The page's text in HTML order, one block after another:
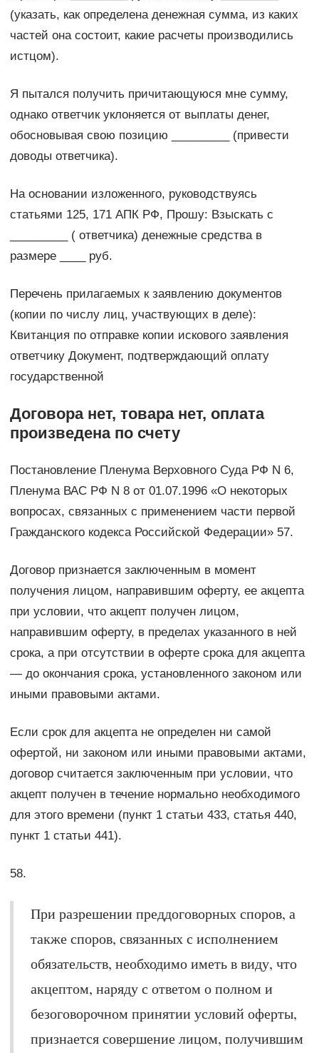
(указать, как определена денежная сумма, из каких
частей она состоит, какие расчеты производились
истцом).
Я пытался получить причитающуюся мне сумму,
однако ответчик уклоняется от выплаты денег,
обосновывая свою позицию _________ (привести
доводы ответчика).
На основании изложенного, руководствуясь
статьями 125, 171 АПК РФ, Прошу: Взыскать с
_________ ( ответчика) денежные средства в
размере ____ руб.
Перечень прилагаемых к заявлению документов
(копии по числу лиц, участвующих в деле):
Квитанция по отправке копии искового заявления
ответчику Документ, подтверждающий оплату
государственной
Договора нет, товара нет, оплата
произведена по счету
Постановление Пленума Верховного Суда РФ N 6,
Пленума ВАС РФ N 8 от 01.07.1996 «О некоторых
вопросах, связанных с применением части первой
Гражданского кодекса Российской Федерации» 57.
Договор признается заключенным в момент
получения лицом, направившим оферту, ее акцепта
при условии, что акцепт получен лицом,
направившим оферту, в пределах указанного в ней
срока, а при отсутствии в оферте срока для акцепта
— до окончания срока, установленного законом или
иными правовыми актами.
Если срок для акцепта не определен ни самой
офертой, ни законом или иными правовыми актами,
договор считается заключенным при условии, что
акцепт получен в течение нормально необходимого
для этого времени (пункт 1 статьи 433, статья 440,
пункт 1 статьи 441).
58.
При разрешении преддоговорных споров, а
также споров, связанных с исполнением
обязательств, необходимо иметь в виду, что
акцептом, наряду с ответом о полном и
безоговорочном принятии условий оферты,
признается совершение лицом, получившим